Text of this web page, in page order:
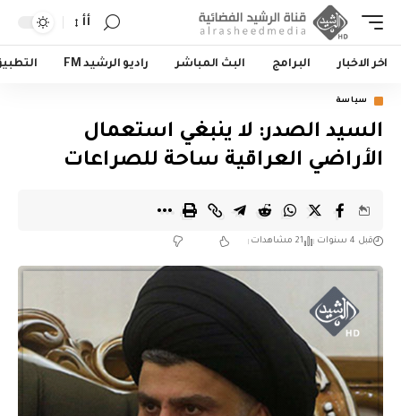
أأ
اخر الاخبار البرامج البث المباشر راديو الرشيد FM
سياسة
السيد الصدر: لا ينبغي استعمال
الأراضي العراقية ساحة للصراعات
قبل 4 سنوات 21 مشاهدات